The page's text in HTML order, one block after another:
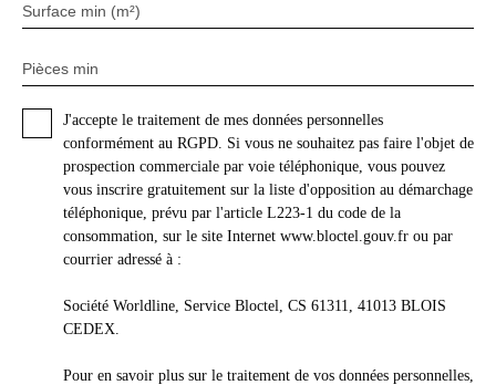
Surface min (m²)
Pièces min
J'accepte le traitement de mes données personnelles
conformément au RGPD. Si vous ne souhaitez pas faire l'objet de
prospection commerciale par voie téléphonique, vous pouvez
vous inscrire gratuitement sur la liste d'opposition au démarchage
téléphonique, prévu par l'article L223-1 du code de la
consommation, sur le site Internet www.bloctel.gouv.fr ou par
courrier adressé à :
Société Worldline, Service Bloctel, CS 61311, 41013 BLOIS
CEDEX.
Pour en savoir plus sur le traitement de vos données personnelles,